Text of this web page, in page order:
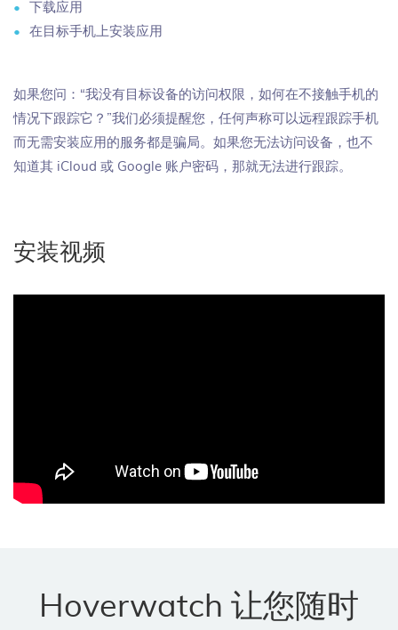
下载应用
在目标手机上安装应用
如果您问：“我没有目标设备的访问权限，如何在不接触手机的
情况下跟踪它？”我们必须提醒您，任何声称可以远程跟踪手机
而无需安装应用的服务都是骗局。如果您无法访问设备，也不
知道其 iCloud 或 Google 账户密码，那就无法进行跟踪。
安装视频
Hoverwatch 让您随时